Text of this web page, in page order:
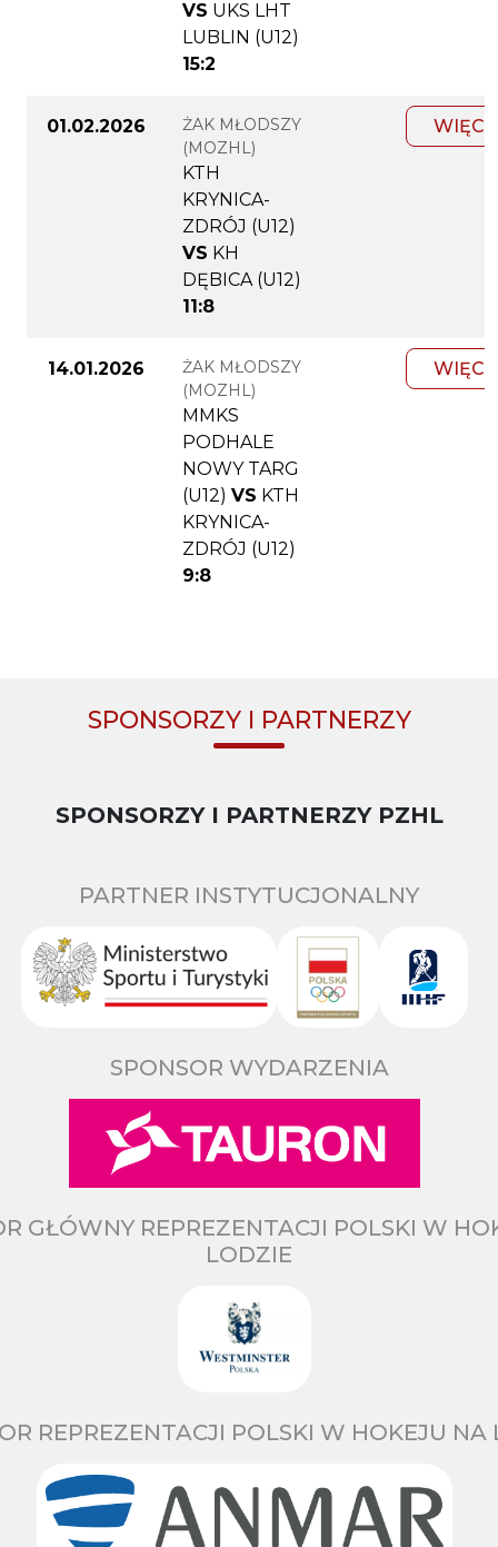
VS UKS LHT
LUBLIN (U12)
15:2
01.02.2026
ŻAK MŁODSZY
(MOZHL)
KTH
KRYNICA-
ZDRÓJ (U12)
VS KH
DĘBICA (U12)
11:8
14.01.2026
ŻAK MŁODSZY
(MOZHL)
MMKS
PODHALE
NOWY TARG
(U12) VS KTH
KRYNICA-
ZDRÓJ (U12)
9:8
SPONSORZY I PARTNERZY
SPONSORZY I PARTNERZY PZHL
PARTNER INSTYTUCJONALNY
SPONSOR WYDARZENIA
GŁÓWNY REPREZENTACJI POLSKI W
LODZIE
REPREZENTACJI POLSKI W HOKEJU NA